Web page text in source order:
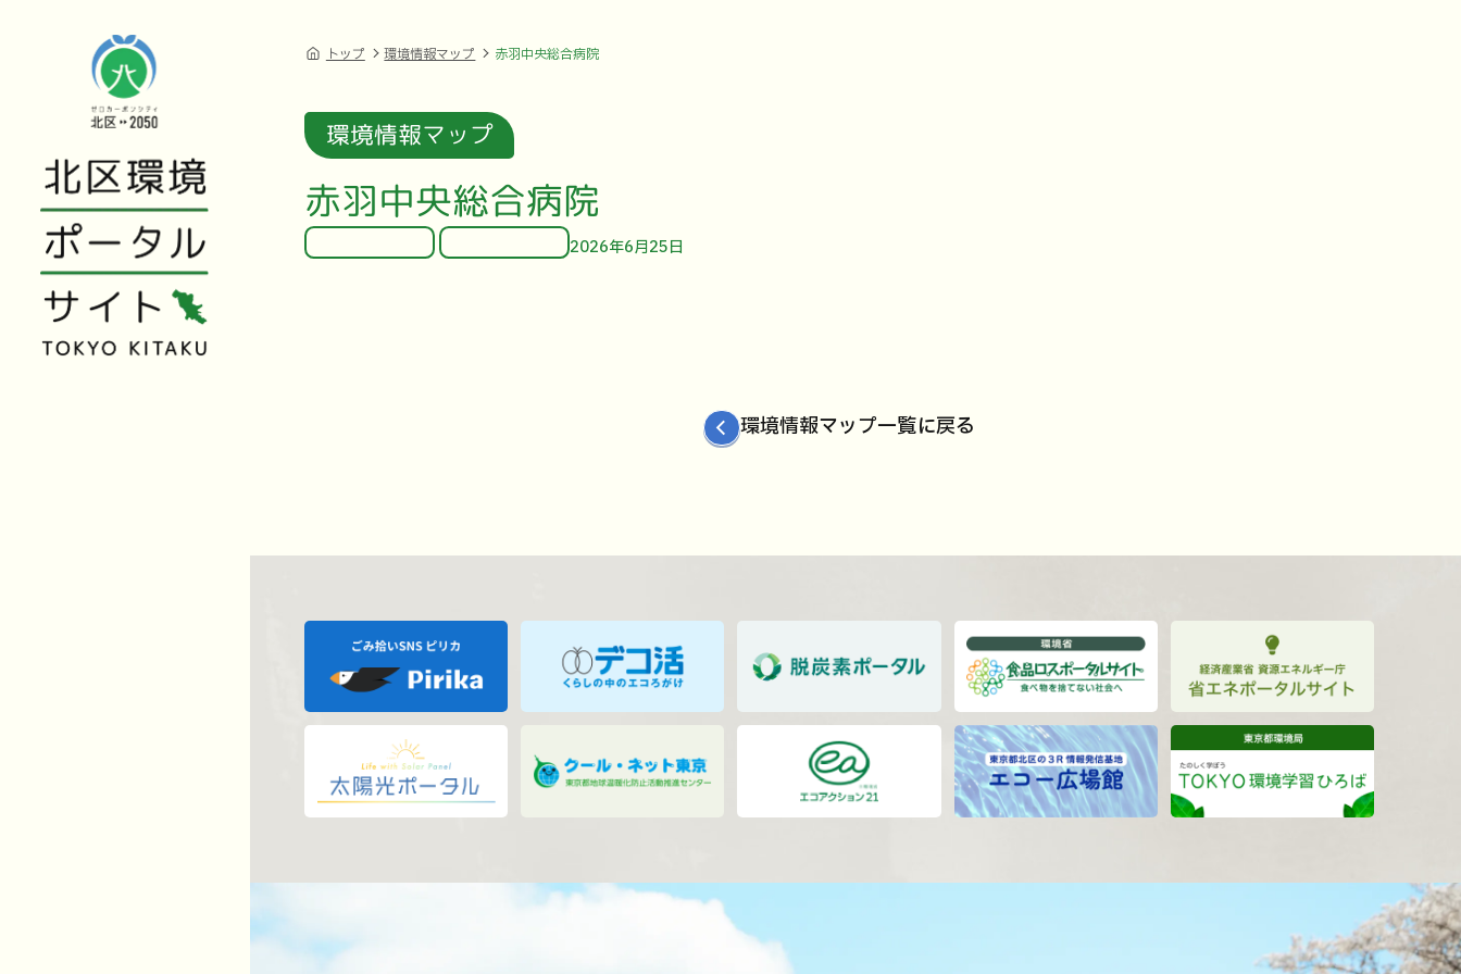
トップ 環境情報マップ 赤羽中央総合病院
環境情報マップ
赤羽中央総合病院
2026年6月25日
環境情報マップ一覧に戻る